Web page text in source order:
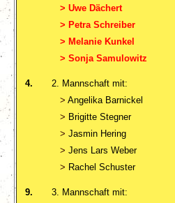
> Uwe Dächert
> Petra Schreiber
> Melanie Kunkel
> Sonja Samulowitz
4.
2. Mannschaft mit:
> Angelika Barnickel
> Brigitte Stegner
> Jasmin Hering
> Jens Lars Weber
> Rachel Schuster
9.
3. Mannschaft mit: